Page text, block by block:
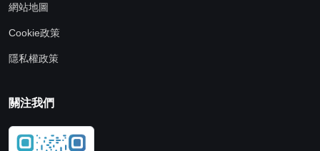
網站地圖
Cookie政策
隱私權政策
關注我們